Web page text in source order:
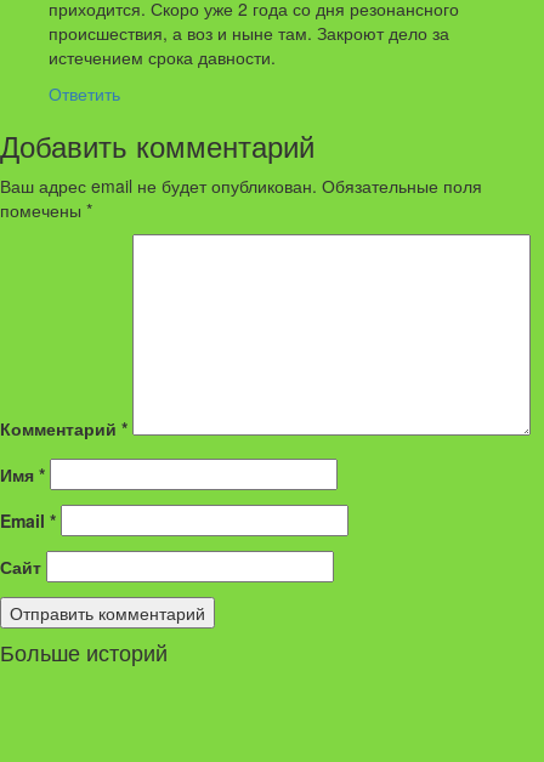
приходится. Скоро уже 2 года со дня резонансного
происшествия, а воз и ныне там. Закроют дело за
истечением срока давности.
Ответить
Добавить комментарий
Ваш адрес email не будет опубликован. Обязательные поля
помечены *
Комментарий *
Имя *
Email *
Сайт
Больше историй